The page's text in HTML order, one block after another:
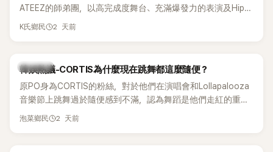
ATEEZ的師弟團，以高完成度舞台、充滿爆發力的表演及Hip-
Hop風格聞名，出道後迅速累積大批海內外粉絲，近年也陸續
K氏鄉民 2 天前
熱議討論
韓娛熱議-CORTIS為什麼現在跳舞都這麼隨便？
原PO身為CORTIS的粉絲，對於他們在演唱會和Lollapalooza
音樂節上跳舞過於隨便感到不滿，認為舞蹈是他們走紅的重要
原因，希望他們能更認真地表演。
泡菜鄉民 2 天前